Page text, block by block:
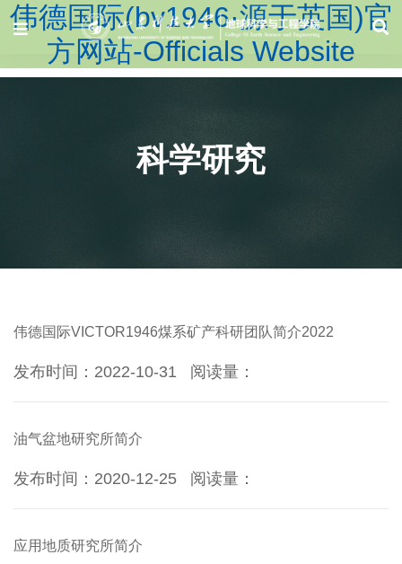
伟德国际(bv1946·源于英国)官
方网站-Officials Website
科学研究
伟德国际VICTOR1946煤系矿产科研团队简介2022
发布时间：2022-10-31 阅读量：
油气盆地研究所简介
发布时间：2020-12-25 阅读量：
应用地质研究所简介